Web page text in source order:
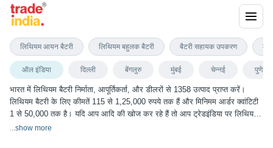
भारत में लिथियम बैटरी निर्माता, आपूर्तिकर्ता, और डीलरों से 1358 उत्पाद प्राप्त करें।
लिथियम बैटरी के लिए कीमतें 115 से 1,25,000 रुपये तक हैं और मिनिमम आर्डर क्वांटिटी
1 से 50,000 तक है। यदि आप आदि की खोज कर रहे हैं तो आप ट्रेडइंडिया पर लिथियम
बैटरी के सबसे अच्छा विकल्प चुन सकते हैं। हम विभिन्न शहरों में लिथियम बैटरी के विकल्प
...show more
ऑल इंडिया दिल्ली बेंगलुरु मुंबई चेन्नई पुणे
लिथियम आयन बैटरी लिथियम बहुलक बैटरी बैटरी सहायक उपकरण